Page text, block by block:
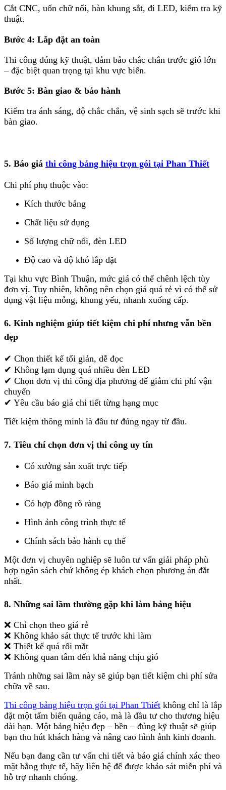
Cắt CNC, uốn chữ nổi, hàn khung sắt, đi LED, kiểm tra kỹ
thuật.
Bước 4: Lắp đặt an toàn
Thi công đúng kỹ thuật, đảm bảo chắc chắn trước gió lớn
– đặc biệt quan trọng tại khu vực biển.
Bước 5: Bàn giao & bảo hành
Kiểm tra ánh sáng, độ chắc chắn, vệ sinh sạch sẽ trước khi
bàn giao.
5. Báo giá thi công bảng hiệu trọn gói tại Phan Thiết
Chi phí phụ thuộc vào:
Kích thước bảng
Chất liệu sử dụng
Số lượng chữ nổi, đèn LED
Độ cao và độ khó lắp đặt
Tại khu vực Bình Thuận, mức giá có thể chênh lệch tùy
đơn vị. Tuy nhiên, không nên chọn giá quá rẻ vì có thể sử
dụng vật liệu mỏng, khung yếu, nhanh xuống cấp.
6. Kinh nghiệm giúp tiết kiệm chi phí nhưng vẫn bền
đẹp
✔ Chọn thiết kế tối giản, dễ đọc
✔ Không lạm dụng quá nhiều đèn LED
✔ Chọn đơn vị thi công địa phương để giảm chi phí vận
chuyển
✔ Yêu cầu báo giá chi tiết từng hạng mục
Tiết kiệm thông minh là đầu tư đúng ngay từ đầu.
7. Tiêu chí chọn đơn vị thi công uy tín
Có xưởng sản xuất trực tiếp
Báo giá minh bạch
Có hợp đồng rõ ràng
Hình ảnh công trình thực tế
Chính sách bảo hành cụ thể
Một đơn vị chuyên nghiệp sẽ luôn tư vấn giải pháp phù
hợp ngân sách chứ không ép khách chọn phương án đắt
nhất.
8. Những sai lầm thường gặp khi làm bảng hiệu
❌ Chỉ chọn theo giá rẻ
❌ Không khảo sát thực tế trước khi làm
❌ Thiết kế quá rối mắt
❌ Không quan tâm đến khả năng chịu gió
Tránh những sai lầm này sẽ giúp bạn tiết kiệm chi phí sửa
chữa về sau.
Thi công bảng hiệu trọn gói tại Phan Thiết không chỉ là lắp
đặt một tấm biển quảng cáo, mà là đầu tư cho thương hiệu
dài hạn. Một bảng hiệu đẹp – bền – đúng kỹ thuật sẽ giúp
bạn thu hút khách hàng và nâng cao hình ảnh kinh doanh.
Nếu bạn đang cần tư vấn chi tiết và báo giá chính xác theo
mặt bằng thực tế, hãy liên hệ để được khảo sát miễn phí và
hỗ trợ nhanh chóng.